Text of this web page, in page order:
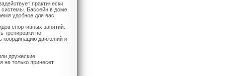
практически
системы. Бассейн в доме
удобное для вас.
спортивных занятий.
тренировки по
координацию движений и
дружеские
не только принесет